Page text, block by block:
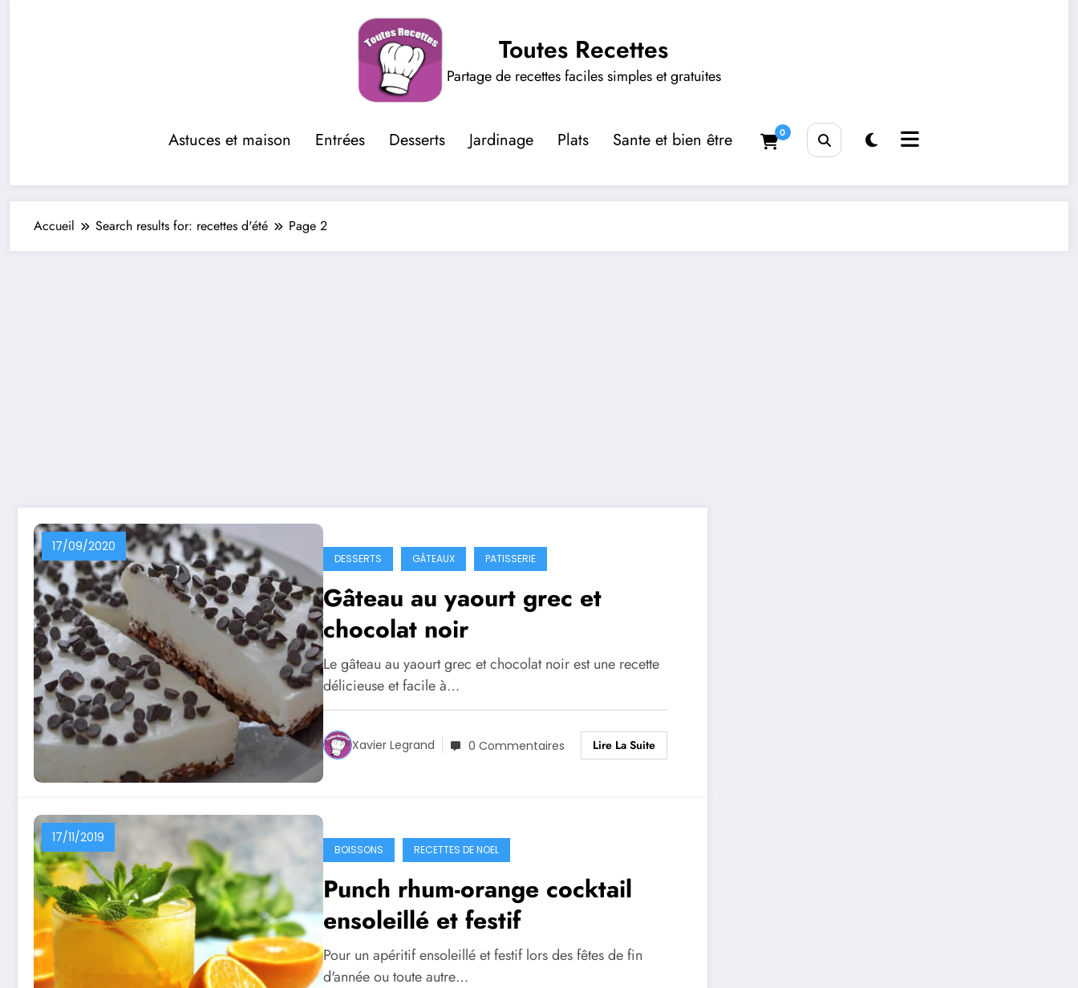
Toutes Recettes
Partage de recettes faciles simples et gratuites
Astuces et maison Entrées Desserts Jardinage Plats Sante et bien être 0
Accueil Search results for: recettes d'été Page 2
17/09/2020
DESSERTS GÂTEAUX PATISSERIE
Gâteau au yaourt grec et
chocolat noir
Le gâteau au yaourt grec et chocolat noir est une recette
délicieuse et facile à…
Xavier Legrand 0 Commentaires Lire La Suite
17/11/2019
BOISSONS RECETTES DE NOEL
Punch rhum-orange cocktail
ensoleillé et festif
Pour un apéritif ensoleillé et festif lors des fêtes de fin
d'année ou toute autre…